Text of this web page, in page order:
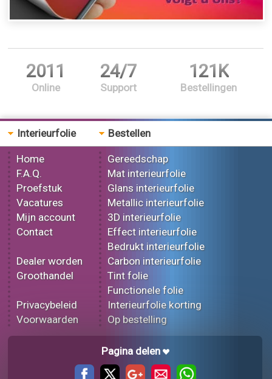
2011
Online
24/7
Support
121K
Bestellingen
Interieurfolie
Home
F.A.Q.
Proefstuk
Vacatures
Mijn account
Contact
Dealer worden
Groothandel
Privacybeleid
Voorwaarden
Bestellen
Gereedschap
Mat interieurfolie
Glans interieurfolie
Metallic interieurfolie
3D interieurfolie
Effect interieurfolie
Bedrukt interieurfolie
Carbon interieurfolie
Tint folie
Functionele folie
Interieurfolie korting
Op bestelling
Pagina delen